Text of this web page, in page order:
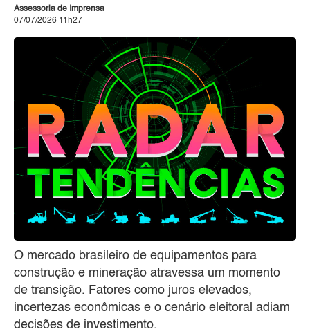
Assessoria de Imprensa
07/07/2026 11h27
O mercado brasileiro de equipamentos para
construção e mineração atravessa um momento
de transição. Fatores como juros elevados,
incertezas econômicas e o cenário eleitoral adiam
decisões de investimento.